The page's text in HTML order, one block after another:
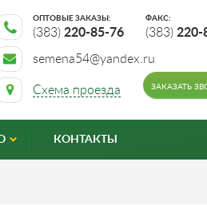
Схема проезда
semena54@yandex.ru
ОПТОВЫЕ ЗАКАЗЫ:
(383) 220-85-76
ФАКС:
(383) 220-
ЗАКАЗАТЬ
КОНТАКТЫ